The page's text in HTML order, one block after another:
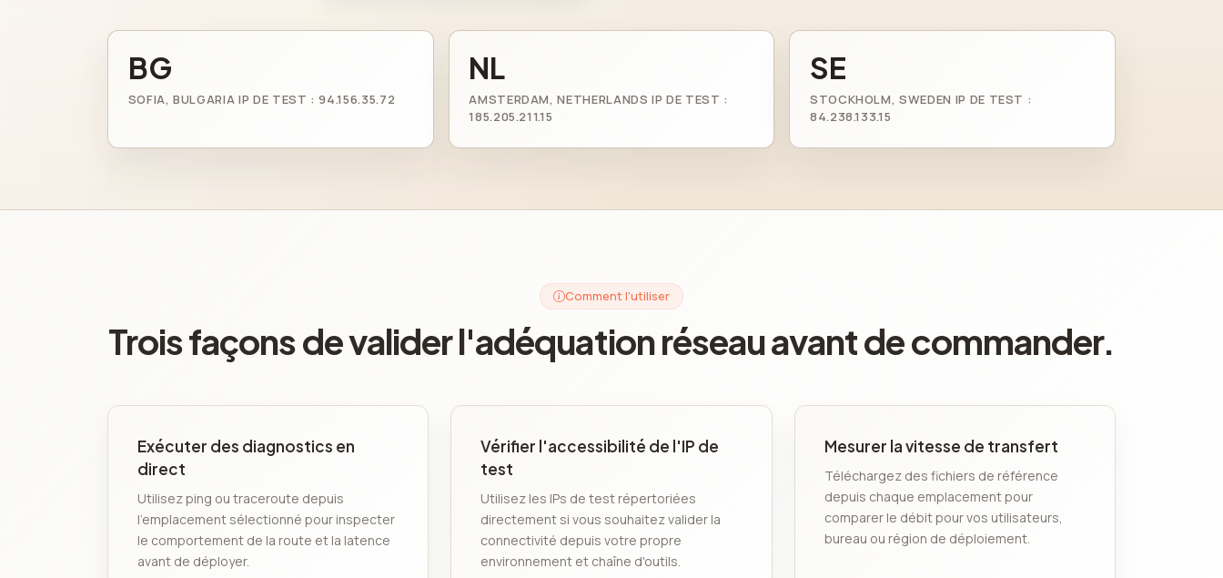
BG
SOFIA, BULGARIA IP DE TEST : 94.156.35.72
NL
AMSTERDAM, NETHERLANDS IP DE TEST :
185.205.211.15
SE
STOCKHOLM, SWEDEN IP DE TEST :
84.238.133.15
Comment l'utiliser
Trois façons de valider l'adéquation réseau avant de commander.
Exécuter des diagnostics en
direct
Utilisez ping ou traceroute depuis
l'emplacement sélectionné pour inspecter
le comportement de la route et la latence
avant de déployer.
Vérifier l'accessibilité de l'IP de
test
Utilisez les IPs de test répertoriées
directement si vous souhaitez valider la
connectivité depuis votre propre
environnement et chaîne d'outils.
Mesurer la vitesse de transfert
Téléchargez des fichiers de référence
depuis chaque emplacement pour
comparer le débit pour vos utilisateurs,
bureau ou région de déploiement.